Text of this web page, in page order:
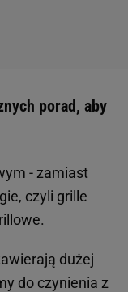
porad, aby
- zamiast
czyli grille
dużej
do czynienia z